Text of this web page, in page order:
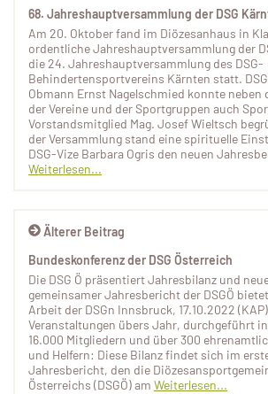
Älterer Beitrag
Bundeskonferenz der DSG Österreich
Die DSG Ö präsentiert Jahresbilanz und
gemeinsamer Jahresbericht der DSGÖ
Arbeit der DSGn Innsbruck, 17.10.2022
Veranstaltungen übers Jahr, durchgeführt
16.000 Mitgliedern und über 300
und Helfern: Diese Bilanz findet sich im
Jahresbericht, den die
Österreichs (DSGÖ) am Weiterlesen...
68. Jahreshauptversammlung der DSG
Am 20. Oktober fand im Diözesanhaus in
ordentliche Jahreshauptversammlung der
die 24. Jahreshauptversammlung des DSG-
Behindertensportvereins Kärnten statt.
Obmann Ernst Nagelschmied konnte neben
der Vereine und der Sportgruppen auch
Vorstandsmitglied Mag. Josef Wieltsch
der Versammlung stand eine spirituelle
DSG-Vize Barbara Ogris den neuen
Weiterlesen...